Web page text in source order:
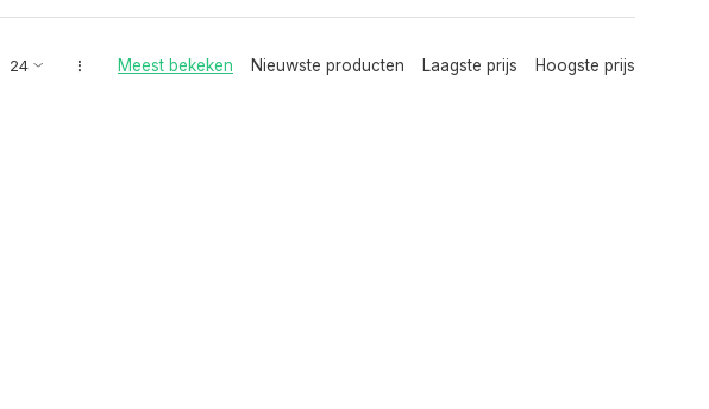
Meest bekeken Nieuwste producten Laagste prijs Hoogste prijs